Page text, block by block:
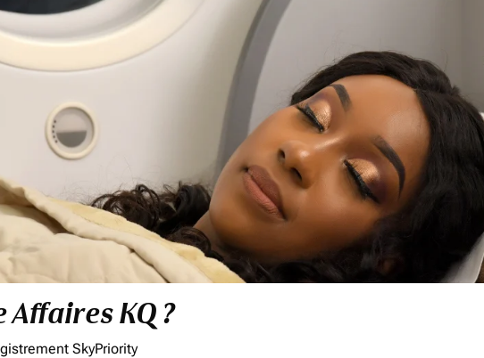
Affaires KQ ?
SkyPriority